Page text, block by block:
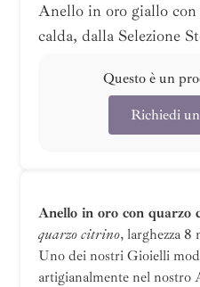
Anello in oro giallo
calda, dalla Selezione
Questo è un
Richiedi
Anello in oro con quarzo
quarzo citrino, larghezza 8
Uno dei nostri Gioielli
artigianalmente nel nostro